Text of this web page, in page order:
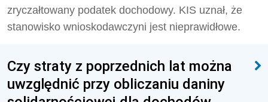
zryczałtowany podatek dochodowy. KIS uznał, że
stanowisko wnioskodawczyni jest nieprawidłowe.
Czy straty z poprzednich lat można
uwzględnić przy obliczaniu daniny